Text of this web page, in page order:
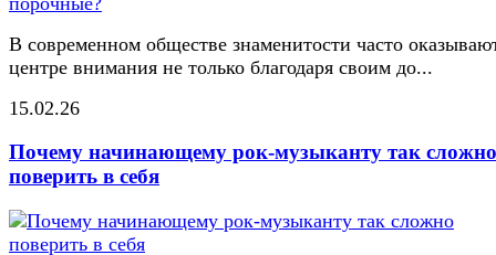
В современном обществе знаменитости часто
центре внимания не только благодаря своим до...
15.02.26
Почему начинающему рок-музыканту так сложно
поверить в себя